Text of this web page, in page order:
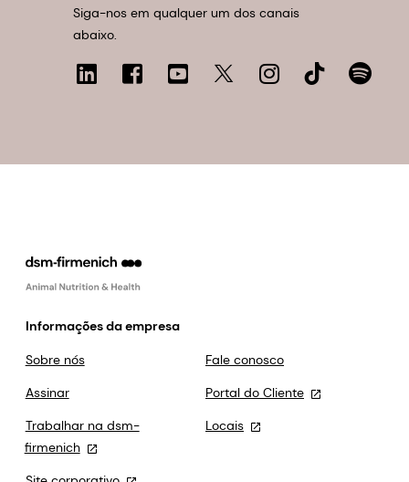
Siga-nos em qualquer um dos canais
abaixo.
Informações da empresa
Sobre nós
Fale conosco
Assinar
Portal do Cliente
Trabalhar na dsm-
firmenich
Locais